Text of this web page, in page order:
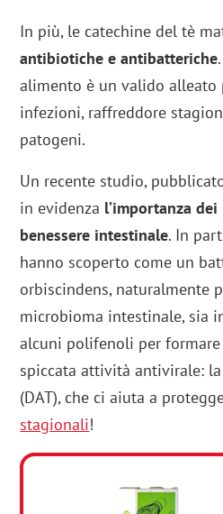
In più, le catechine del tè
antibiotiche e antibatteriche
alimento è un valido alleato
infezioni, raffreddore
patogeni.
Un recente studio,
in evidenza l’importanza
benessere intestinale. In
hanno scoperto come un
orbiscindens, naturalmente
microbioma intestinale, sia
alcuni polifenoli per
spiccata attività antivirale:
(DAT), che ci aiuta a
stagionali!